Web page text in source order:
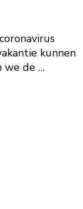
kunnen
we de …